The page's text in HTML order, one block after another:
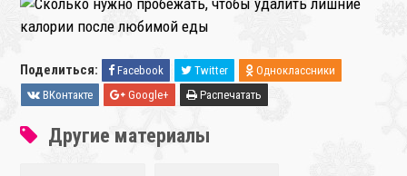
Поделиться: Facebook Twitter
Одноклассники
ВКонтакте
Google+ Распечатать
Другие материалы